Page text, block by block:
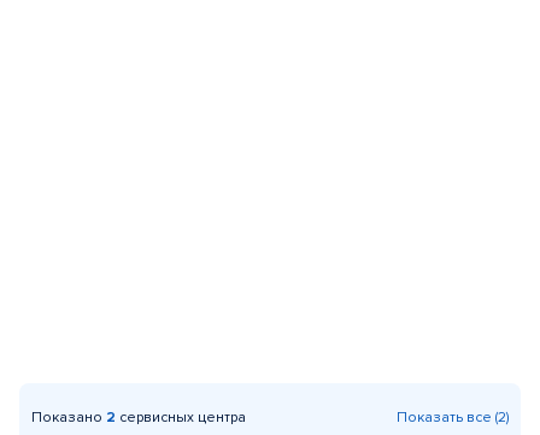
Показано 2 сервисных центра Показать все (2)